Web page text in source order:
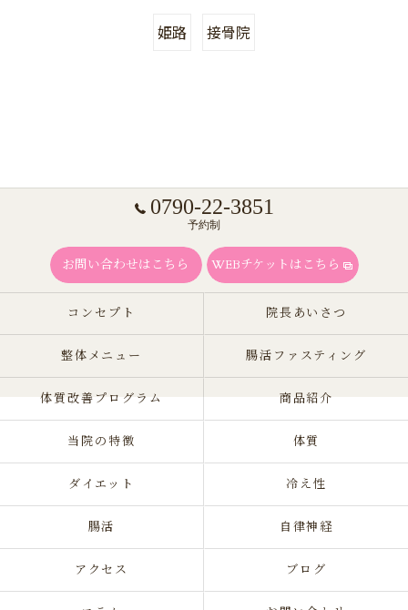
姫路 接骨院
0790-22-3851
予約制
お問い合わせはこちら WEBチケットはこちら
コンセプト 院長あいさつ
整体メニュー 腸活ファスティング
体質改善プログラム 商品紹介
当院の特徴 体質
ダイエット 冷え性
腸活 自律神経
アクセス ブログ